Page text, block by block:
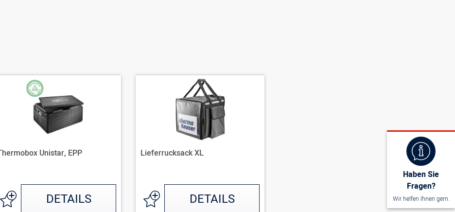
Unistar, EPP
DETAILS
Lieferrucksack XL
DETAILS
Haben Sie
Fragen?
Wir helfen Ihnen gern.